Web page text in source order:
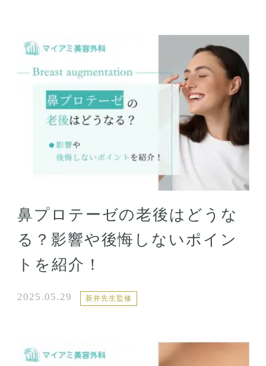
鼻プロテーゼの老後はどうな
る？影響や後悔しないポイン
トを紹介！
2025.05.29 新井先生監修